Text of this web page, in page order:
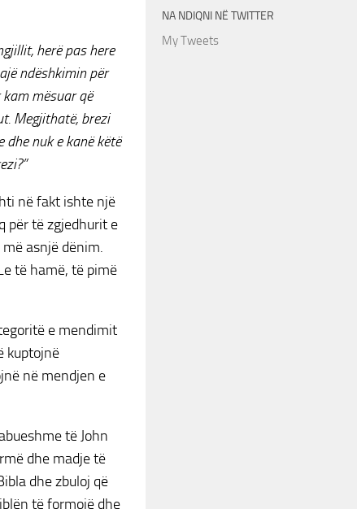
herë pas here
ndëshkimin për
mësuar që
Megjithatë, brezi
nuk e kanë këtë
në fakt ishte një
për të zgjedhurit e
asnjë dënim.
të hamë, të pimë
e mendimit
kuptojnë
në mendjen e
të John
dhe madje të
dhe zbuloj që
të formojë dhe
NA NDIQNI NË TWITTER
My Tweets